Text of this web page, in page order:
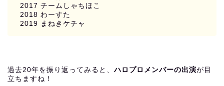
2017 チームしゃちほこ
2018 わーすた
2019 まねきケチャ
過去20年を振り返ってみると、ハロプロメンバーの出演が目
立ちますね！